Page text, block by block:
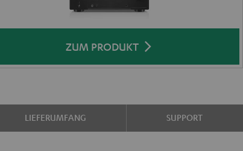
ZUM PRODUKT
LIEFERUMFANG SUPPORT